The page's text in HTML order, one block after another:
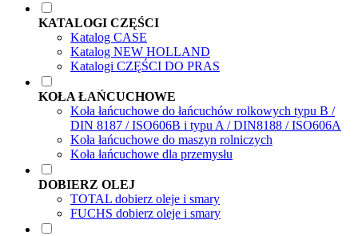
KATALOGI CZĘŚCI
Katalog CASE
Katalog NEW HOLLAND
Katalogi CZĘŚCI DO PRAS
KOŁA ŁAŃCUCHOWE
Koła łańcuchowe do łańcuchów rolkowych typu B /
DIN 8187 / ISO606B i typu A / DIN8188 / ISO606A
Koła łańcuchowe do maszyn rolniczych
Koła łańcuchowe dla przemysłu
DOBIERZ OLEJ
TOTAL dobierz oleje i smary
FUCHS dobierz oleje i smary